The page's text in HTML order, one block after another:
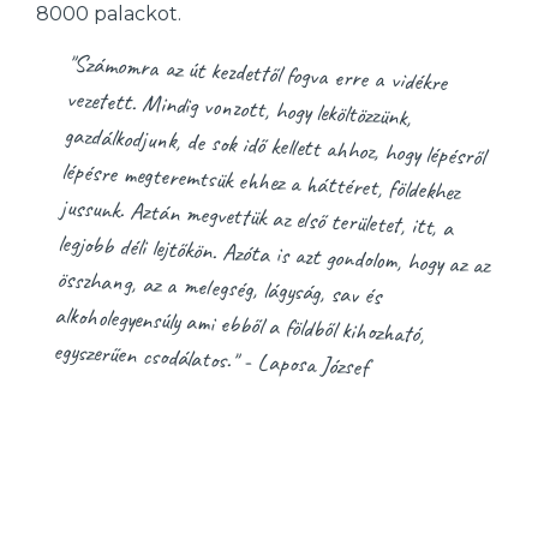
8000 palackot.
"Számomra az út kezdettől fogva erre a vidékre
vezetett. Mindig vonzott, hogy leköltözzünk,
gazdálkodjunk, de sok idő kellett ahhoz, hogy lépésről
lépésre megteremtsük ehhez a háttéret, földekhez
jussunk. Aztán megvettük az első területet, itt, a
legjobb déli lejtőkön. Azóta is azt gondolom, hogy az az
összhang, az a melegség, lágyság, sav és
alkoholegyensúly ami ebből a földből kihozható,
egyszerűen csodálatos." - Laposa József